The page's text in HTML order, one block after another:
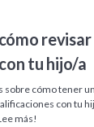
tu hijo/a
sobre cómo tener
con tu
más!